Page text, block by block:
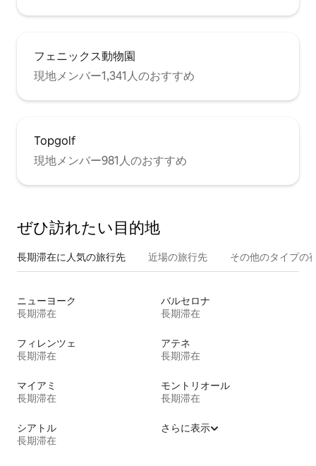
フェニックス動物園
現地メンバー1,341人のおすすめ
Topgolf
現地メンバー981人のおすすめ
ぜひ訪⁠れ⁠た⁠い目⁠的⁠地
長期滞在に人気の旅行先 近場の旅行先 その他のタ⁠イ⁠プ⁠の
ニューヨーク
長期滞在
バルセロナ
長期滞在
フィレンツェ
長期滞在
アテネ
長期滞在
マイアミ
長期滞在
モントリオール
長期滞在
シアトル
長期滞在
さらに表示